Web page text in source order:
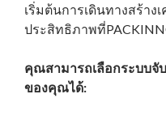
เริ่มต้นการเดินทางสร้าง
ประสิทธิภาพที่
คุณสามารถเลือกระบบจั
ของคุณได้: